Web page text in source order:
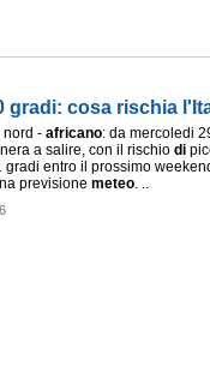
gradi: cosa rischia
nord - africano: da mercoledi
a salire, con il rischio di
gradi entro il prossimo
previsione meteo. ..